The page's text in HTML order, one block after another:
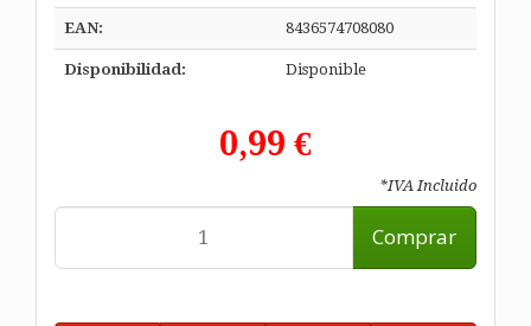
EAN: 8436574708080
Disponibilidad: Disponible
0,99 €
*IVA Incluido
Comprar